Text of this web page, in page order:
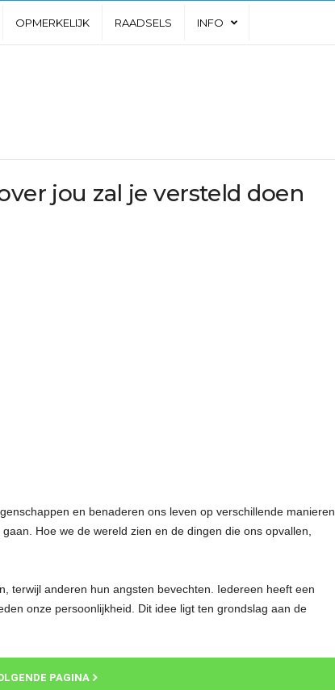
OPMERKELIJK RAADSELS INFO
jou zal je versteld doen
en benaderen ons leven op verschillende manieren,
Hoe we de wereld zien en de dingen die ons opvallen,
terwijl anderen hun angsten bevechten. Iedereen heeft een
onze persoonlijkheid. Dit idee ligt ten grondslag aan de
PAGINA